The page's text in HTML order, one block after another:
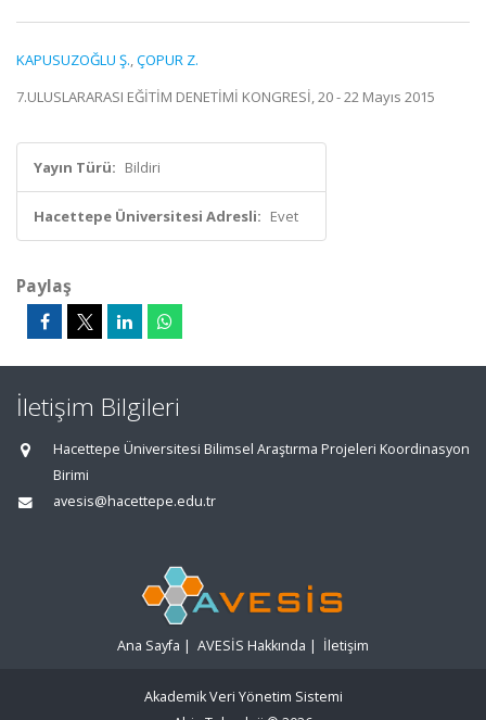
KAPUSUZOĞLU Ş.,ÇOPUR Z.
7.ULUSLARARASI EĞİTİM DENETİMİ KONGRESİ, 20 - 22 Mayıs 2015
Yayın Türü: Bildiri
Hacettepe Üniversitesi Adresli: Evet
Paylaş
İletişim Bilgileri
Hacettepe Üniversitesi Bilimsel Araştırma Projeleri Koordinasyon
Birimi
avesis@hacettepe.edu.tr
Ana Sayfa | AVESİS Hakkında | İletişim
Akademik Veri Yönetim Sistemi